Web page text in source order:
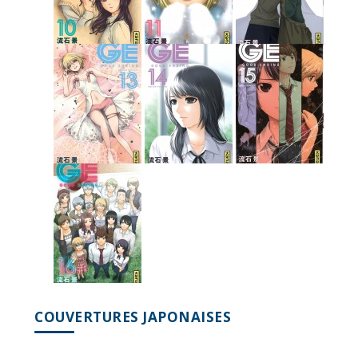
COUVERTURES JAPONAISES